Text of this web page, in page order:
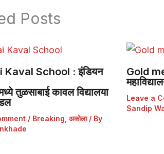
Posts
Kaval School : इंडियन
तुळसाबाई कावल विद्यालया
/ Breaking अकोला/ By
Gold
Leave a
Sandip